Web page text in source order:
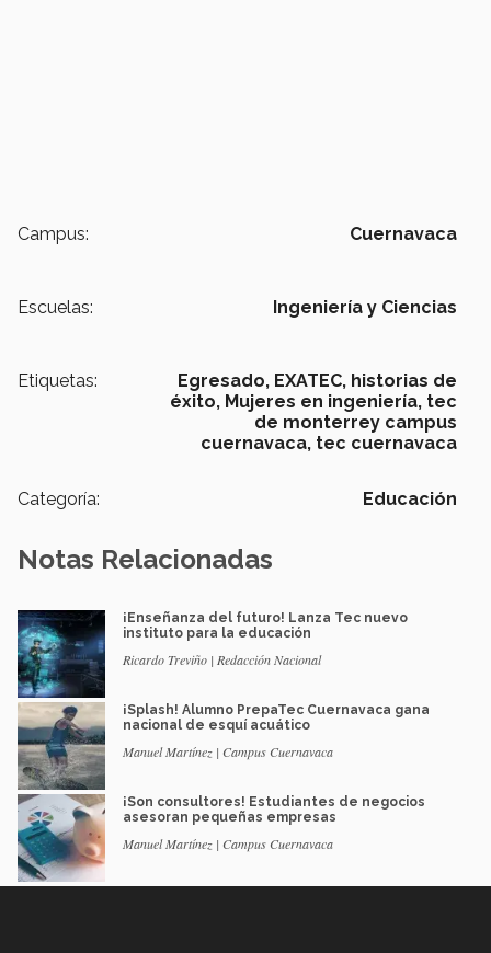
Campus: Cuernavaca
Escuelas: Ingeniería y Ciencias
Etiquetas: Egresado, EXATEC, historias de
éxito, Mujeres en ingeniería, tec
de monterrey campus
cuernavaca, tec cuernavaca
Categoría: Educación
Notas Relacionadas
¡Enseñanza del futuro! Lanza Tec nuevo
instituto para la educación
Ricardo Treviño | Redacción Nacional
¡Splash! Alumno PrepaTec Cuernavaca gana
nacional de esquí acuático
Manuel Martínez | Campus Cuernavaca
¡Son consultores! Estudiantes de negocios
asesoran pequeñas empresas
Manuel Martínez | Campus Cuernavaca